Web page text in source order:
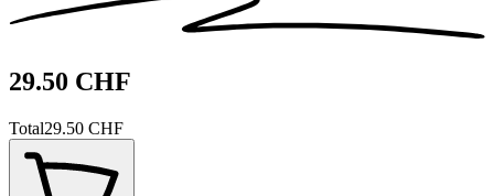
29.50 CHF
Total29.50 CHF